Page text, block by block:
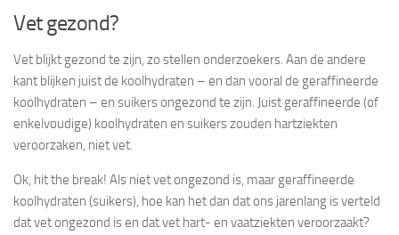
Vet gezond?
Vet blijkt gezond te zijn, zo stellen onderzoekers. Aan de andere
kant blijken juist de koolhydraten – en dan vooral de geraffineerde
koolhydraten – en suikers ongezond te zijn. Juist geraffineerde (of
enkelvoudige) koolhydraten en suikers zouden hartziekten
veroorzaken, niet vet.
Ok, hit the break! Als niet vet ongezond is, maar geraffineerde
koolhydraten (suikers), hoe kan het dan dat ons jarenlang is verteld
dat vet ongezond is en dat vet hart- en vaatziekten veroorzaakt?